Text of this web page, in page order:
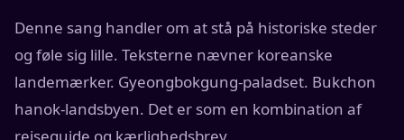
Denne sang handler om at stå på historiske steder
og føle sig lille. Teksterne nævner koreanske
landemærker. Gyeongbokgung-paladset. Bukchon
hanok-landsbyen. Det er som en kombination af